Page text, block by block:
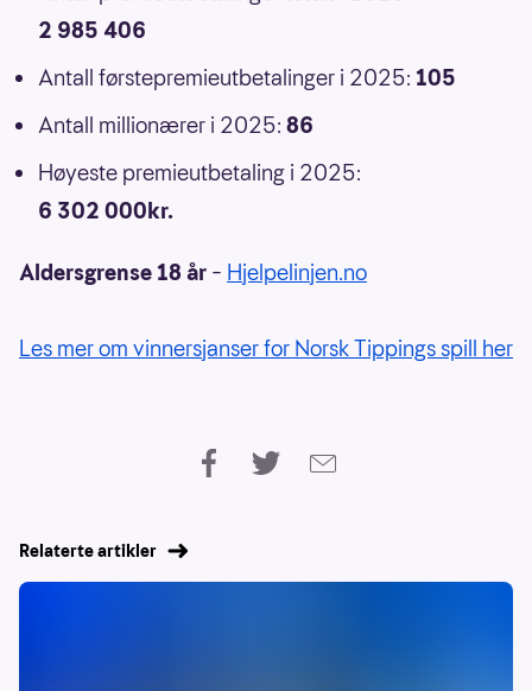
2 985 406
Antall førstepremieutbetalinger i 2025: 105
Antall millionærer i 2025: 86
Høyeste premieutbetaling i 2025:
6 302 000kr.
Aldersgrense 18 år – Hjelpelinjen.no
Les mer om vinnersjanser for Norsk Tippings spill her
Relaterte artikler